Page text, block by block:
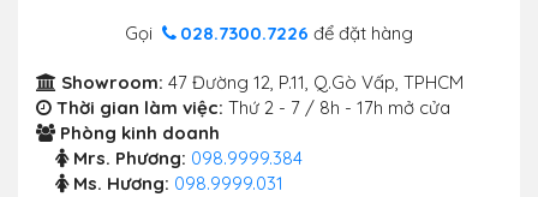
Gọi 028.7300.7226 để đặt hàng
Showroom: 47 Đường 12, P.11, Q.Gò Vấp, TPHCM
Thời gian làm việc: Thứ 2 - 7 / 8h - 17h mở cửa
Phòng kinh doanh
Mrs. Phương: 098.9999.384
Ms. Hương: 098.9999.031